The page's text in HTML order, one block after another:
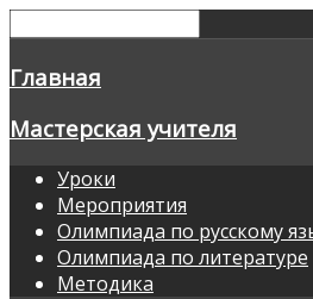
Главная
Мастерская учителя
Уроки
Мероприятия
Олимпиада по русскому
Олимпиада по литературе
Методика